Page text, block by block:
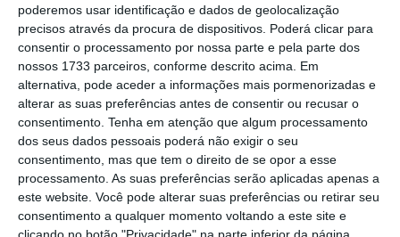
poderemos usar identificação e dados de geolocalização
precisos através da procura de dispositivos. Poderá clicar para
consentir o processamento por nossa parte e pela parte dos
nossos 1733 parceiros, conforme descrito acima. Em
alternativa, pode aceder a informações mais pormenorizadas e
alterar as suas preferências antes de consentir ou recusar o
consentimento. Tenha em atenção que algum processamento
dos seus dados pessoais poderá não exigir o seu
consentimento, mas que tem o direito de se opor a esse
processamento. As suas preferências serão aplicadas apenas a
este website. Você pode alterar suas preferências ou retirar seu
consentimento a qualquer momento voltando a este site e
clicando no botão "Privacidade" na parte inferior da página.
Recorde-se que o Governo espanholpediu, na
segunda-feira, uma clarificação sobre
Gibraltar pedindo uma garantia explícita de
que futuras negociações sobre o estatuto do
enclave britânico – reivindicado por Espanha –
seriam realizadas entre os dois países e não
no âmbito da União Europeia